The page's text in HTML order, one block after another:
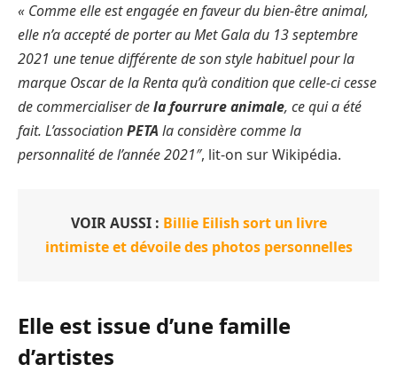
« Comme elle est engagée en faveur du bien-être animal,
elle n’a accepté de porter au Met Gala du 13 septembre
2021 une tenue différente de son style habituel pour la
marque Oscar de la Renta qu’à condition que celle-ci cesse
de commercialiser dela fourrure animale, ce qui a été
fait. L’associationPETA la considère comme la
personnalité de l’année 2021″, lit-on sur Wikipédia.
VOIR AUSSI : Billie Eilish sort un livre
intimiste et dévoile des photos personnelles
Elle est issue d’une famille
d’artistes